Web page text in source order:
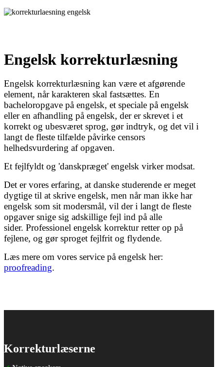
Engelsk korrekturlæsning
Engelsk korrekturlæsning kan være et afgørende
element, når karakteren skal fastsættes. En
bacheloropgave på engelsk, et speciale på engelsk
eller en afhandling på engelsk, der er skrevet i et
korrekt og ubesværet sprog, gør indtryk, og det vil i
langt de fleste tilfælde påvirke censors
helhedsvurdering af opgaven.
Et fejlfyldt og 'danskpræget' engelsk virker modsat.
Det er vores erfaring, at danske studerende er meget
dygtige til at skrive engelsk, men når man ikke har
engelsk som sit modersmål, vil der i langt de fleste
opgaver snige sig adskillige fejl ind på alle
sider. Professionel engelsk korrektur retter op på
fejlene, og gør sproget fejlfrit og flydende.
Læs mere om vores service på engelsk her:
proofreading.
Korrekturlæserne